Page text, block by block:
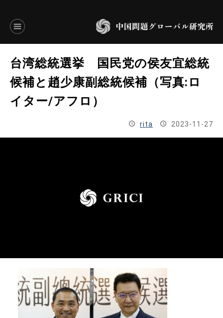
言語別アーカイブ
ENGLISH
JAPANESE
台湾総統選挙 国民党の侯友宜総統
候補と趙少康副総統候補（写真:ロ
イター/アフロ）
rita 2023-11-27